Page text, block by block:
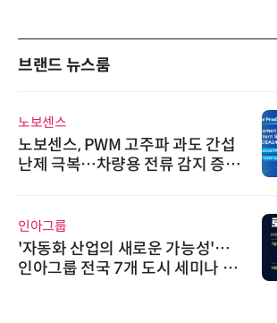
브랜드 뉴스룸
노보센스
노보센스, PWM 고주파 과도 간섭
난제 극복…차량용 전류 감지 증폭
인아그룹
'자동화 산업의 새로운 가능성'…
인아그룹 전국 7개 도시 세미나 페